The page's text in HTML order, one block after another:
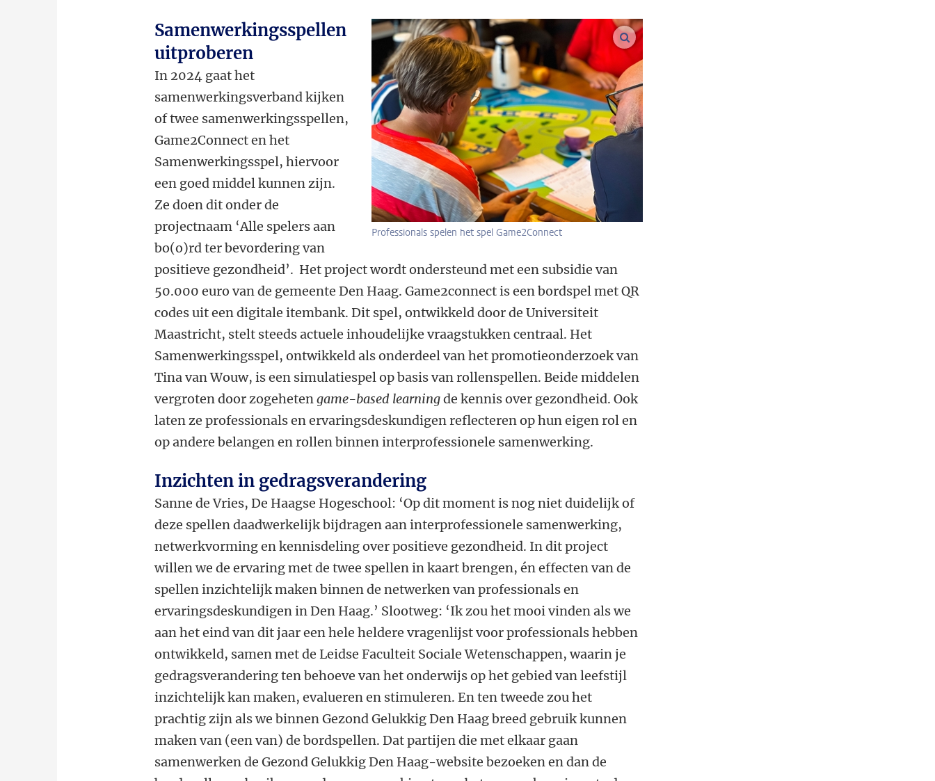
Professionals spelen het spel Game2Connect
vergroot afbeeldingen
Samenwerkingsspellen
uitproberen
In 2024 gaat het
samenwerkingsverband kijken
of twee samenwerkingsspellen,
Game2Connect en het
Samenwerkingsspel, hiervoor
een goed middel kunnen zijn.
Ze doen dit onder de
projectnaam ‘Alle spelers aan
bo(o)rd ter bevordering van
positieve gezondheid’. Het project wordt ondersteund met een subsidie van
50.000 euro van de gemeente Den Haag. Game2connect is een bordspel met QR
codes uit een digitale itembank. Dit spel, ontwikkeld door de Universiteit
Maastricht, stelt steeds actuele inhoudelijke vraagstukken centraal. Het
Samenwerkingsspel, ontwikkeld als onderdeel van het promotieonderzoek van
Tina van Wouw, is een simulatiespel op basis van rollenspellen. Beide middelen
vergroten door zogehetengame-based learningde kennis over gezondheid. Ook
laten ze professionals en ervaringsdeskundigen reflecteren op hun eigen rol en
op andere belangen en rollen binnen interprofessionele samenwerking.
Inzichten in gedragsverandering
Sanne de Vries, De Haagse Hogeschool: ‘Op dit moment is nog niet duidelijk of
deze spellen daadwerkelijk bijdragen aan interprofessionele samenwerking,
netwerkvorming en kennisdeling over positieve gezondheid. In dit project
willen we de ervaring met de twee spellen in kaart brengen, én effecten van de
spellen inzichtelijk maken binnen de netwerken van professionals en
ervaringsdeskundigen in Den Haag.’ Slootweg: ‘Ik zou het mooi vinden als we
aan het eind van dit jaar een hele heldere vragenlijst voor professionals hebben
ontwikkeld, samen met de Leidse Faculteit Sociale Wetenschappen, waarin je
gedragsverandering ten behoeve van het onderwijs op het gebied van leefstijl
inzichtelijk kan maken, evalueren en stimuleren. En ten tweede zou het
prachtig zijn als we binnen Gezond Gelukkig Den Haag breed gebruik kunnen
maken van (een van) de bordspellen. Dat partijen die met elkaar gaan
samenwerken de Gezond Gelukkig Den Haag-website bezoeken en dan de